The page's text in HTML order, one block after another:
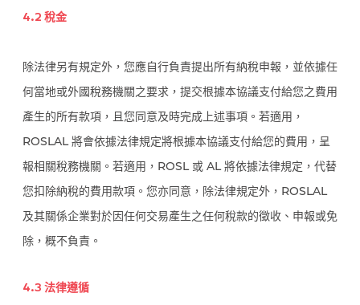
4.2 稅金
除法律另有規定外，您應自行負責提出所有納稅申報，並依據任
何當地或外國稅務機關之要求，提交根據本協議支付給您之費用
產生的所有款項，且您同意及時完成上述事項。若適用，
ROSLAL 將會依據法律規定將根據本協議支付給您的費用，呈
報相關稅務機關。若適用，ROSL 或 AL 將依據法律規定，代替
您扣除納稅的費用款項。您亦同意，除法律規定外，ROSLAL
及其關係企業對於因任何交易產生之任何稅款的徵收、申報或免
除，概不負責。
4.3 法律遵循